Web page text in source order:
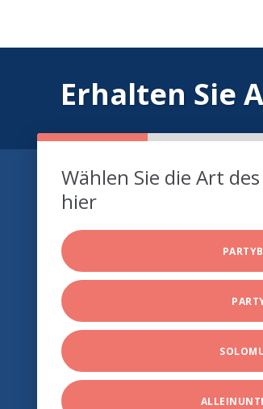
Erhalten Sie
Wählen Sie die Art
hier